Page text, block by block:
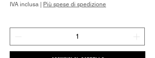
IVA inclusa | Più spese di spedizione